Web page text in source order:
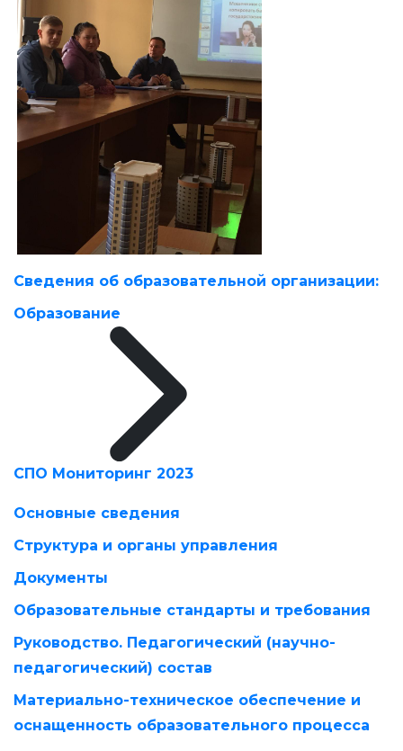
Сведения об образовательной организации:
Образование
СПО Мониторинг 2023
Основные сведения
Структура и органы управления
Документы
Образовательные стандарты и требования
Руководство. Педагогический (научно-
педагогический) состав
Материально-техническое обеспечение и
оснащенность образовательного процесса